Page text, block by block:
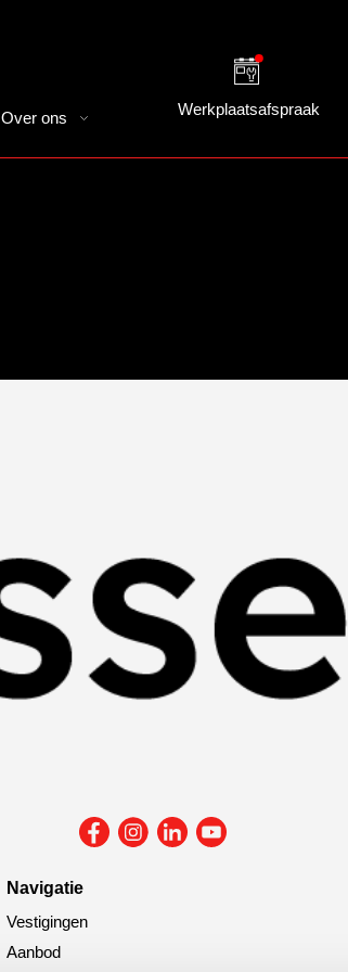
Over ons
Werkplaatsafspraak
Navigatie
Vestigingen
Aanbod